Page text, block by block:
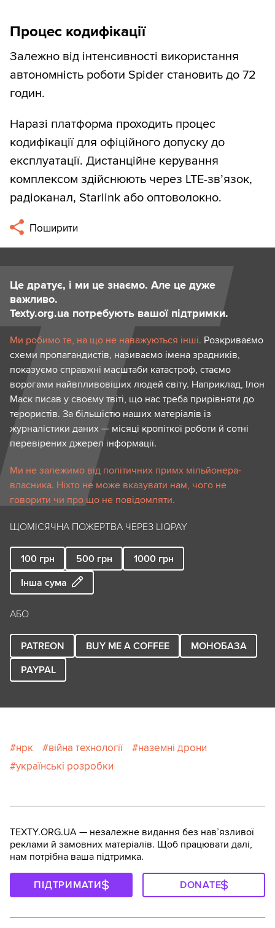
Процес кодифікації
Залежно від інтенсивності використання
автономність роботи Spider становить до 72
годин.
Наразі платформа проходить процес
кодифікації для офіційного допуску до
експлуатації. Дистанційне керування
комплексом здійснюють через LTE-зв’язок,
радіоканал, Starlink або оптоволокно.
Поширити
Це дратує, і ми це знаємо. Але це дуже
важливо.
Texty.org.ua потребують вашої підтримки.
Ми робимо те, на що не наважуються інші. Розкриваємо
схеми пропагандистів, називаємо імена зрадників,
показуємо справжні масштаби катастроф, стаємо
ворогами найвпливовіших людей світу. Наприклад, Ілон
Маск писав у своєму твіті, що нас треба прирівняти до
терористів. За більшістю наших матеріалів із
журналістики даних — місяці кропіткої роботи й сотні
перевірених джерел інформації.
Ми не залежимо від політичних примх мільйонера-
власника. Ніхто не може вказувати нам, чого не
говорити чи про що не повідомляти.
ЩОМІСЯЧНА ПОЖЕРТВА ЧЕРЕЗ LIQPAY
100 грн 500 грн 1000 грн
Інша сума
АБО
PATREON BUY ME A COFFEE
МОНОБАЗА
PAYPAL
нрк війна технології
наземні дрони
українські розробки
TEXTY.ORG.UA — незалежне видання без навʼязливої
реклами й замовних матеріалів. Щоб працювати далі,
нам потрібна ваша підтримка.
ПІДТРИМАТИ DONATE